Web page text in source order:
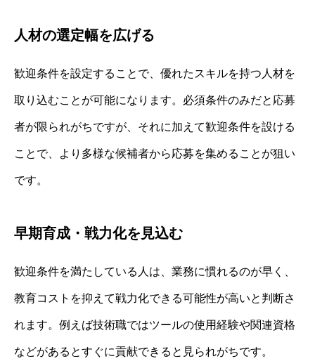
人材の選定幅を広げる
歓迎条件を設定することで、優れたスキルを持つ人材を
取り込むことが可能になります。必須条件のみだと応募
者が限られがちですが、それに加えて歓迎条件を設ける
ことで、より多様な候補者から応募を集めることが狙い
です。
早期育成・戦力化を見込む
歓迎条件を満たしている人は、業務に慣れるのが早く、
教育コストを抑えて戦力化できる可能性が高いと判断さ
れます。例えば技術職ではツールの使用経験や関連資格
などがあるとすぐに貢献できると見られがちです。